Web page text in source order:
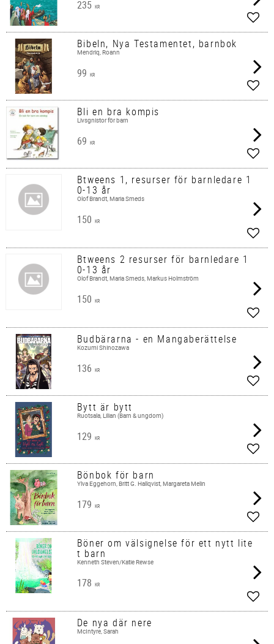
235 KR
Bibeln, Nya Testamentet, barnbok
Mendriq, Roann
99 KR
Bli en bra kompis
Livsgnistor för barn
69 KR
Btweens 1, resurser för barnledare 1
0-13 år
Olof Brandt, Maria Smeds
150 KR
Btweens 2 resurser för barnledare 1
0-13 år
Olof Brandt, Maria Smeds, Markus Holmström
150 KR
Budbärarna - en Mangaberättelse
Kozumi Shinozawa
136 KR
Bytt är bytt
Ruotsala, Lilian (Barn & ungdom)
129 KR
Bönbok för barn
Ylva Eggehorn, Britt G. Hallqvist, Margareta Melin
179 KR
Böner om välsignelse för ett nytt lite
t barn
Kenneth Steven/Katie Rewse
178 KR
De nya där nere
McIntyre, Sarah